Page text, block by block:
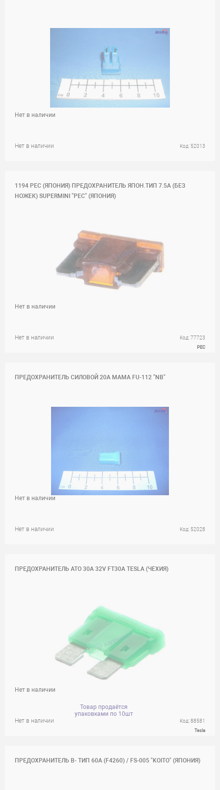
Нет в наличии Код: 52013
Нет в наличии
1194 PEC (ЯПОНИЯ) ПРЕДОХРАНИТЕЛЬ ЯПОН.ТИП 7.5А (БЕЗ
НОЖЕК) SUPERMINI "PEC" (ЯПОНИЯ)
Нет в наличии Код: 77723
PEC
Нет в наличии
ПРЕДОХРАНИТЕЛЬ СИЛОВОЙ 20A МАМА FU-112 "NB"
Нет в наличии Код: 52028
Нет в наличии
ПРЕДОХРАНИТЕЛЬ ATO 30A 32V FT30A TESLA (ЧЕХИЯ)
Товар продаётся
упаковками по 10шт
Нет в наличии
Код: 88581
Tesla
Нет в наличии
ПРЕДОХРАНИТЕЛЬ B- ТИП 60А (F4260) / FS-005 "KOITO" (ЯПОНИЯ)